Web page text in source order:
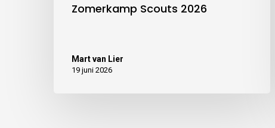
Zomerkamp Scouts 2026
Mart van Lier
19 juni 2026